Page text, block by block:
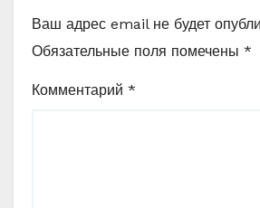
Ваш адрес email не будет
Обязательные поля помечены *
Комментарий *